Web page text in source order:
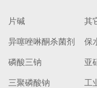
片碱
异噻唑啉酮杀菌剂
磷酸三钠
三聚磷酸钠
其
保
亚
工